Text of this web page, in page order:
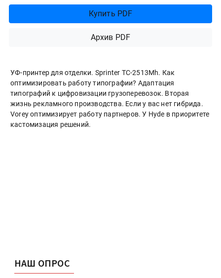
Купить PDF
Архив PDF
УФ-принтер для отделки. Sprinter ТС-2513Mh. Как
оптимизировать работу типографии? Адаптация
типографий к цифровизации грузоперевозок. Вторая
жизнь рекламного производства. Если у вас нет гибрида.
Vorey оптимизирует работу партнеров. У Hyde в приоритете
кастомизация решений.
НАШ ОПРОС